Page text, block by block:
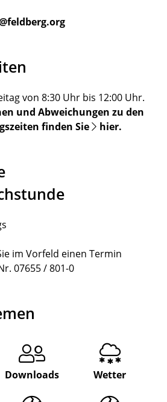
von 8:30 Uhr bis 12:00 Uhr.
und Abweichungen zu den
finden Sie
hier.
im Vorfeld einen Termin
07655 / 801-0
Downloads Wetter